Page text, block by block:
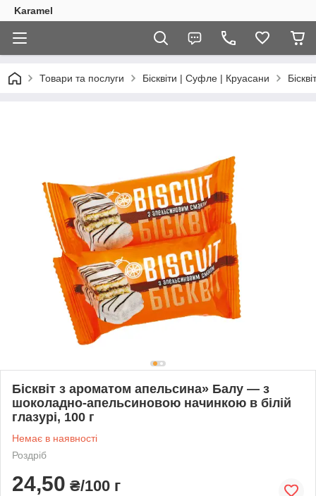
Karamel
Товари та послуги Бісквіти | Суфле | Круасани
Бісквіт з ароматом апельсина» Балу — з
шоколадно-апельсиновою начинкою в білій
глазурі, 100 г
Немає в наявності
Роздріб
24,50 ₴/100 г